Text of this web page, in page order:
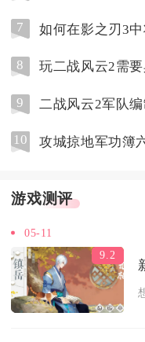
7 如何在影之刃3
8 玩二战风云2需
9
10 攻城掠地军功簿
游戏测评
05-11
9.2